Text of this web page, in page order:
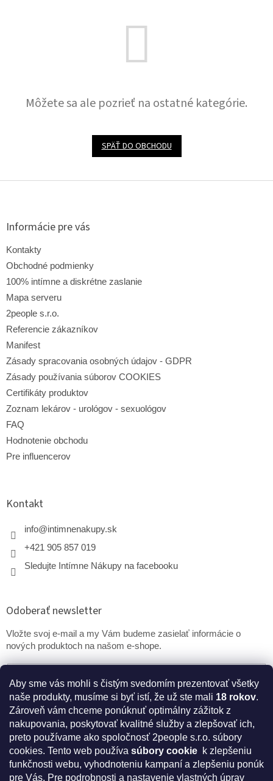
Aby sme vás mohli s čistým svedomím prezentovať všetky
naše produkty, musíme si byť istí, že už ste mali 18 rokov.
Zároveň vám chceme ponúknuť optimálny zážitok z
nakupovania, poskytovať kvalitné služby a zlepšovať ich,
preto používame ako spoločnosť 2people s.r.o. súbory
cookies. Tento web používa súbory cookie k zlepšeniu
funkčnosti webu, vyhodnoteniu kampaní a zlepšeniu ponúk
pre Vás. Pre podrobnosti a nastavenie vlastných úprav
Môžete sa ale pozrieť na ostatné kategórie.
SPÄŤ DO OBCHODU
Z
Informácie pre vás
Kontakty
Obchodné podmienky
100% intímne a diskrétne zaslanie
Mapa serveru
2people s.r.o.
Referencie zákazníkov
Manifest
Zásady spracovania osobných údajov - GDPR
Zásady používania súborov COOKIES
Certifikáty produktov
Zoznam lekárov - urológov - sexuológov
FAQ
Hodnotenie obchodu
Pre influencerov
Kontakt
info@intimnenakupy.sk
+421 905 857 019
Sledujte Intímne Nákupy na facebooku
Odoberať newsletter
Vložte svoj e-mail a my Vám budeme zasielať informácie o
nových produktoch na našom e-shope.
PRIHLÁSIŤ SA
* Disclaimer: Bezpečnostné prehlásenie k výživovým
doplnkom a kozmetike